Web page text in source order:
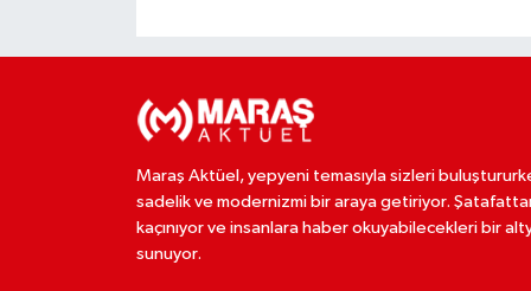
Maraş Aktüel, yepyeni temasıyla sizleri
sadelik ve modernizmi bir araya getiriyor.
kaçınıyor ve insanlara haber okuyabilecekleri bir
sunuyor.